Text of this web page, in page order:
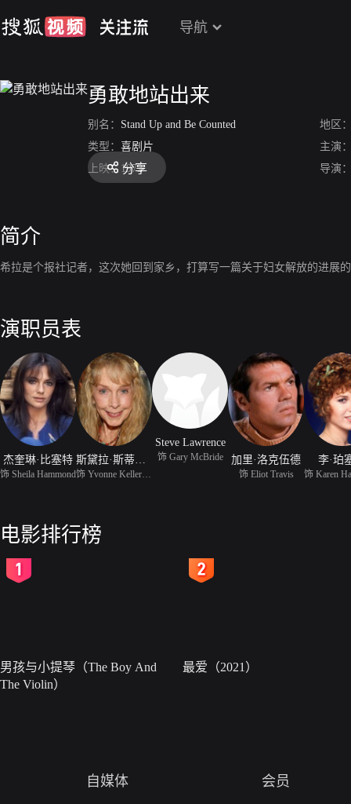
导航
勇敢地站出来
别名： Stand Up and Be Counted
地区
类型： 喜剧片
主演
上映： 1972 导演
分享
简介
希拉是个报社记者，这次她回到家乡，打算写一篇关于妇女解放的进展
演职员表
杰奎琳·比塞特
饰 Sheila Hammond
Steve Lawrence
饰 Gary McBride 加里·洛克伍德
饰 Eliot Travis
李·珀
饰 Karen
电影排行榜
男孩与小提琴（The Boy And
The Violin）
最爱（2021）
自媒体 会员